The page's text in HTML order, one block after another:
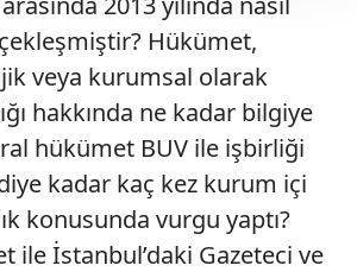
hedefli reklamlar
sunabilmek için İnternet
ve üçüncü kişilere ait çerezler
çerezler vasıtasıyla çeşitli kişisel
olup gerekli olan çerezler bilgi
sunulması amacıyla
çerezler, sitemizin daha işlevsel
Hükümet,
veya kurumsal olarak
hakkında ne kadar bilgiye
hükümet BUV ile işbirliği
kadar kaç kez kurum içi
konusunda vurgu yaptı?
ile İstanbul’daki Gazeteci ve